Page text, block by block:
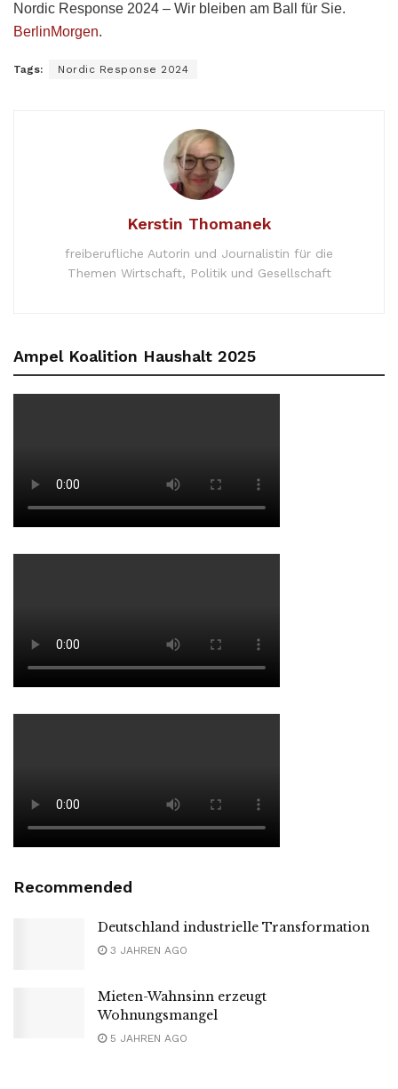
Nordic Response 2024 – Wir bleiben am Ball für Sie.
BerlinMorgen.
Tags: Nordic Response 2024
Kerstin Thomanek
freiberufliche Autorin und Journalistin für die
Themen Wirtschaft, Politik und Gesellschaft
Ampel Koalition Haushalt 2025
Recommended
Deutschland industrielle Transformation
3 JAHREN AGO
Mieten-Wahnsinn erzeugt
Wohnungsmangel
5 JAHREN AGO